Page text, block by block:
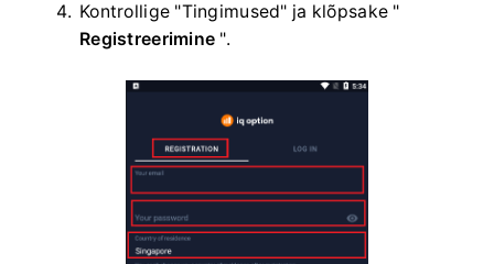
Kontrollige "Tingimused" ja klõpsake "
Registreerimine ".